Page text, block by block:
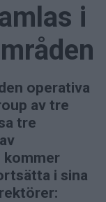
i
operativa
av tre
tre
kommer
i sina